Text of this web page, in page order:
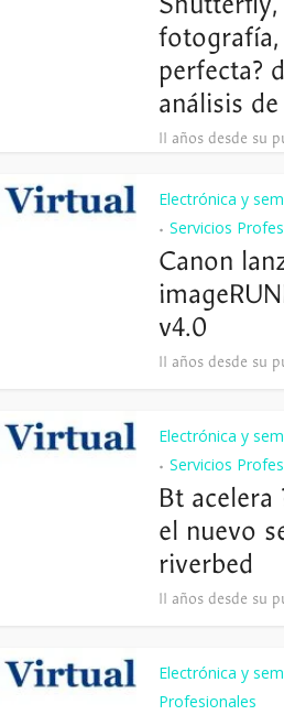
fotografía,
perfecta?
análisis
11 años desde su
Electrónica y
• Servicios
Canon
v4.0
11 años desde su
Electrónica y
• Servicios
Bt
el nuevo
riverbed
11 años desde su
Electrónica y
Profesionales